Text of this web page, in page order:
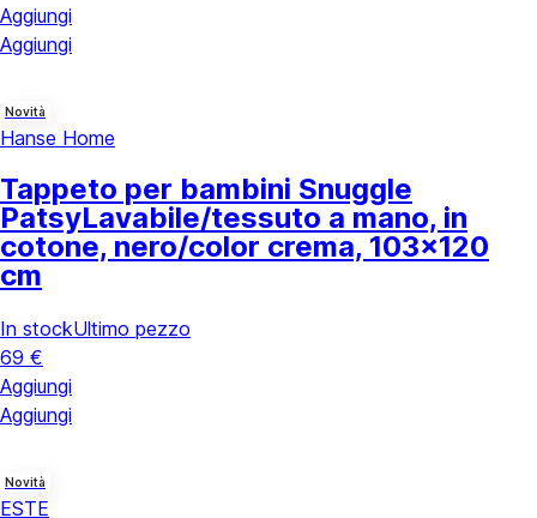
Aggiungi
Aggiungi
Novità
Hanse Home
Tappeto per bambini Snuggle
PatsyLavabile/tessuto a mano, in
cotone, nero/color crema, 103x120
cm
In stockUltimo pezzo
69 €
Aggiungi
Aggiungi
Novità
ESTE